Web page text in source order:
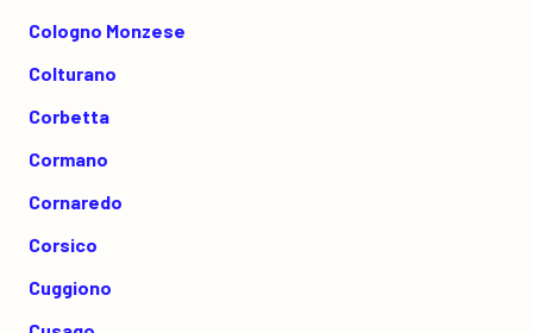
Cologno Monzese
Colturano
Corbetta
Cormano
Cornaredo
Corsico
Cuggiono